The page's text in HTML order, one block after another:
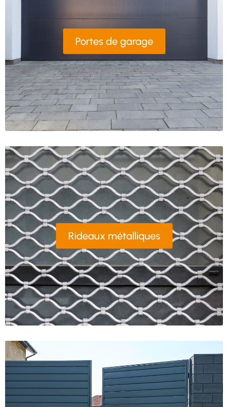
Portes de garage
Rideaux métalliques